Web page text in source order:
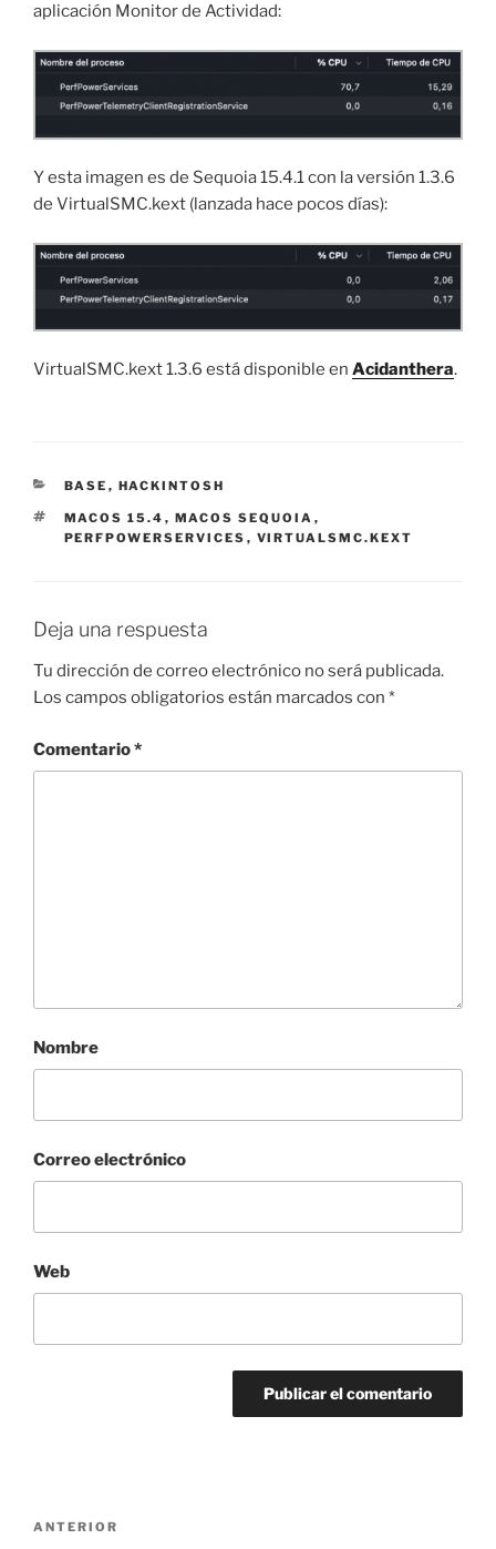
aplicación Monitor de Actividad:
Y esta imagen es de Sequoia 15.4.1 con la versión 1.3.6
de VirtualSMC.kext (lanzada hace pocos días):
VirtualSMC.kext 1.3.6 está disponible en Acidanthera.
CATEGORÍAS
BASE , HACKINTOSH
ETIQUETAS
MACOS 15.4 , MACOS SEQUOIA ,
PERFPOWERSERVICES , VIRTUALSMC.KEXT
Deja una respuesta
Tu dirección de correo electrónico no será publicada.
Los campos obligatorios están marcados con *
Comentario*
Nombre
Correo electrónico
Web
Entrada
ANTERIOR